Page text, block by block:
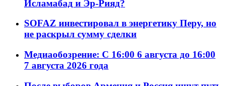
Исламабад и Эр-Рияд?
SOFAZ инвестировал в энергетику Перу, но
не раскрыл сумму сделки
Медиаобозрение: С 16:00 6 августа до 16:00
7 августа 2026 года